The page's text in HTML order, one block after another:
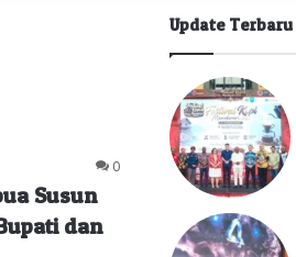
0
Susun
dan
Update Terbaru